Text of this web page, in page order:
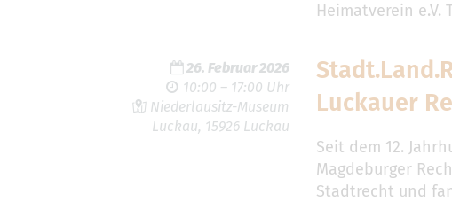
Heimatverein e.V.
26. Februar 2026
10:00 – 17:00 Uhr
Niederlausitz-Museum
Luckau, 15926 Luckau
Luckauer
Seit dem 12.
Magdeburger
Stadtrecht und